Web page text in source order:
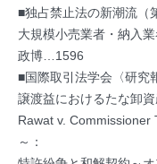
■独占禁止法の新潮流（
大規模小売業者・納入
政博…1596
■国際取引法学会〈研究
譲渡益におけるたな卸
Rawat v. Commissioner
～：